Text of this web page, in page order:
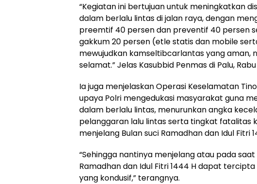
“Kegiatan ini bertujuan untuk meningkatkan
dalam berlalu lintas di jalan raya, dengan
preemtif 40 persen dan preventif 40 persen
gakkum 20 persen (etle statis dan mobile
mewujudkan kamseltibcarlantas yang aman,
selamat.” Jelas Kasubbid Penmas di Palu,
Ia juga menjelaskan Operasi Keselamatan
upaya Polri mengedukasi masyarakat guna
dalam berlalu lintas, menurunkan angka
pelanggaran lalu lintas serta tingkat fatalitas
menjelang Bulan suci Ramadhan dan Idul Fitri
“Sehingga nantinya menjelang atau pada
Ramadhan dan Idul Fitri 1444 H dapat
yang kondusif,” terangnya.